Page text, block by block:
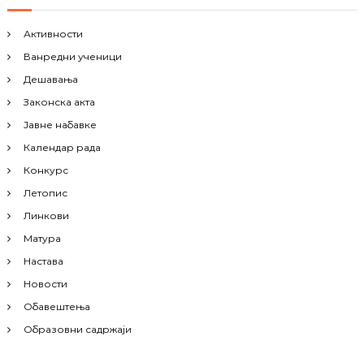
Активности
Ванредни ученици
Дешавања
Законска акта
Јавне набавке
Календар рада
Конкурс
Летопис
Линкови
Матура
Настава
Новости
Обавештења
Образовни садржаји